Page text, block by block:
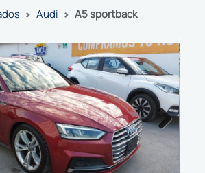
audi a5 sportback